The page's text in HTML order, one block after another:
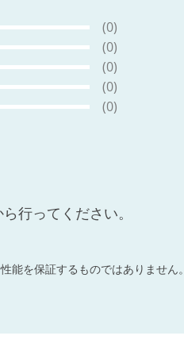
(0)
(0)
(0)
(0)
(0)
ら行ってください。
能を保証するものではありません。